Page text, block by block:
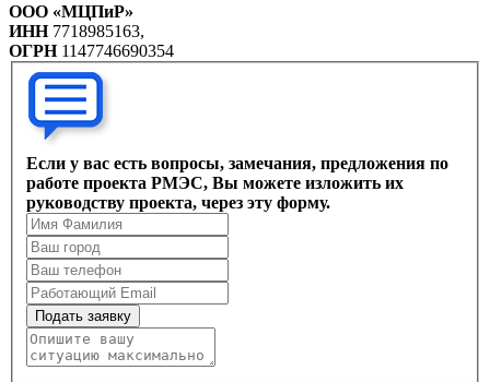
ООО «МЦПиР»
ИНН7718985163,
ОГРН1147746690354
Если у вас есть вопросы, замечания, предложения по
работе проекта РМЭС, Вы можете изложить их
руководству проекта, через эту форму.
Подать заявку